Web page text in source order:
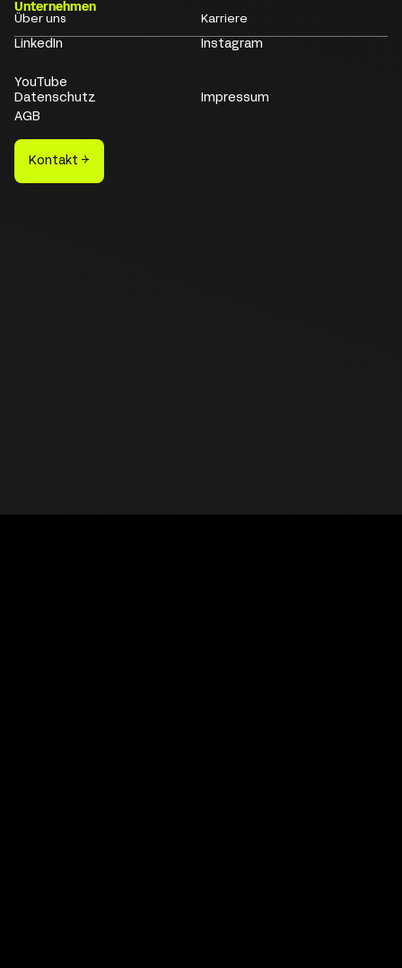
Unternehmen
Über uns Karriere
LinkedIn Instagram
YouTube
Datenschutz
Impressum
AGB
Kontakt →